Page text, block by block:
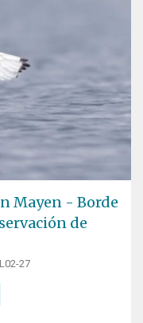
Mayen - Borde
de
27